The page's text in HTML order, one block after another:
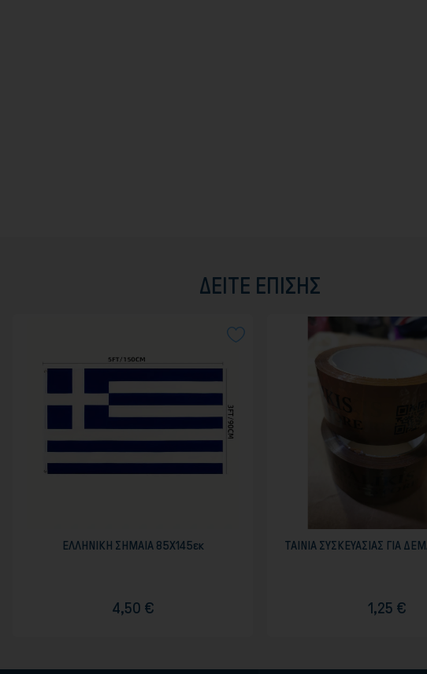
ΔΕΊΤΕ ΕΠΊΣΗΣ
ΕΛΛΗΝΙΚΗ ΣΗΜΑΙΑ 85Χ145εκ
4,50 €
ΤΑΙΝΙΑ ΣΥΣΚΕΥΑΣΙΑΣ ΓΙΑ
1,25 €